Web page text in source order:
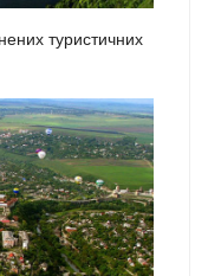
туристичних